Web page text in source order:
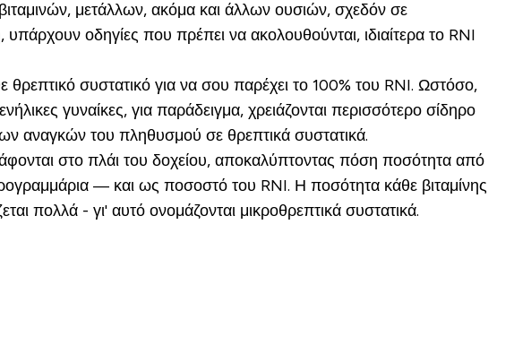
μετάλλων, ακόμα και άλλων ουσιών, σχεδόν σε
οδηγίες που πρέπει να ακολουθούνται, ιδιαίτερα το RNI
συστατικό για να σου παρέχει το 100% του RNI. Ωστόσο,
γυναίκες, για παράδειγμα, χρειάζονται περισσότερο σίδηρο
αναγκών του πληθυσμού σε θρεπτικά συστατικά.
στο πλάι του δοχείου, αποκαλύπτοντας πόση ποσότητα από
— και ως ποσοστό του RNI. Η ποσότητα κάθε βιταμίνης
πολλά - γι' αυτό ονομάζονται μικροθρεπτικά συστατικά.